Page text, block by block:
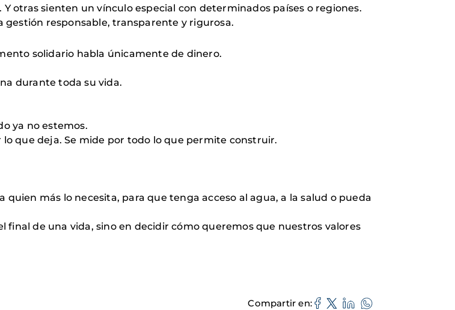
otras sienten un vínculo especial con determinados países o regiones.
gestión responsable, transparente y rigurosa.
solidario habla únicamente de dinero.
durante toda su vida.
ya no estemos.
que deja. Se mide por todo lo que permite construir.
más lo necesita, para que tenga acceso al agua, a la salud o pueda
de una vida, sino en decidir cómo queremos que nuestros valores
Compartir en